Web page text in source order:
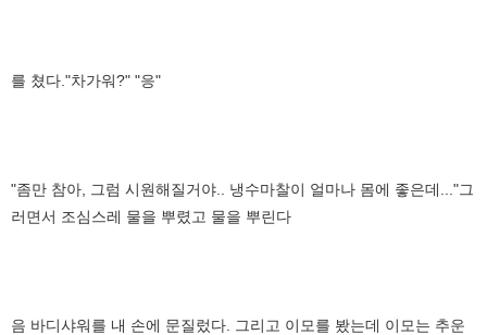
를 쳤다."차가워?" "응"
"좀만 참아, 그럼 시원해질거야.. 냉수마찰이 얼마나 몸에 좋은데..."그
러면서 조심스레 물을 뿌렸고 물을 뿌린다
음 바디샤워를 내 손에 문질렀다. 그리고 이모를 봤는데 이모는 추운